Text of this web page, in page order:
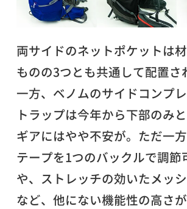
両サイドのネットポケットは
ものの3つとも共通して配置さ
一方、ベノムのサイドコンプ
トラップは今年から下部のみ
ギアにはやや不安が。ただ一
テープを1つのバックルで調節
や、ストレッチの効いたメッ
など、他にない機能性の高さ